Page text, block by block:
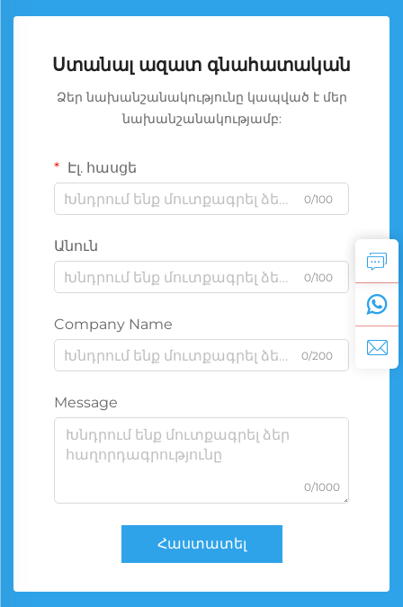
Ստանալ ազատ գնահատական
Ձեր նախանշանակությունը կապված է մեր
նախանշանակությամբ:
Էլ. հասցե
0/100
Անուն
0/100
Company Name
0/200
Message
0/1000
Հաստատել